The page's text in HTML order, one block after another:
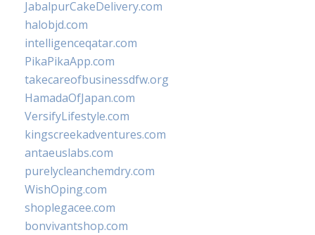
JabalpurCakeDelivery.com
halobjd.com
intelligenceqatar.com
PikaPikaApp.com
takecareofbusinessdfw.org
HamadaOfJapan.com
VersifyLifestyle.com
kingscreekadventures.com
antaeuslabs.com
purelycleanchemdry.com
WishOping.com
shoplegacee.com
bonvivantshop.com